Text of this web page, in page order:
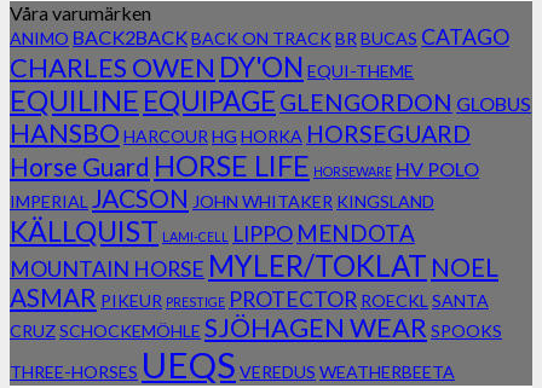
Våra varumärken
ANIMO BACK2BACKBACK ON TRACK BR BUCAS CATAGO
CHARLES OWEN DY'ON EQUI-THEME
EQUILINE EQUIPAGE GLENGORDON GLOBUS
HANSBO HARCOUR HG HORKA HORSEGUARD
Horse Guard HORSE LIFE HORSEWARE HV POLO
IMPERIAL JACSON JOHN WHITAKER KINGSLAND
KÄLLQUIST LAMI-CELL LIPPO MENDOTA
MOUNTAIN HORSE MYLER/TOKLAT NOEL
ASMAR PIKEUR PRESTIGE PROTECTOR ROECKL SANTA
CRUZSCHOCKEMÖHLE SJÖHAGEN WEAR SPOOKS
THREE-HORSES UEQS VEREDUS WEATHERBEETA